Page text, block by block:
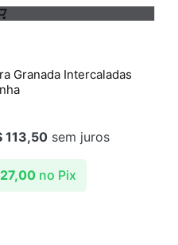
Granada Intercaladas
no Pix
113,50 sem juros